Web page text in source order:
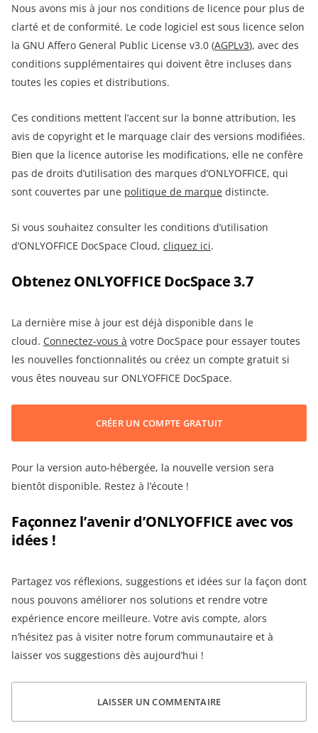
Nous avons mis à jour nos conditions de licence pour plus de
clarté et de conformité. Le code logiciel est sous licence selon
la GNU Affero General Public License v3.0 (AGPLv3), avec des
conditions supplémentaires qui doivent être incluses dans
toutes les copies et distributions.
Ces conditions mettent l’accent sur la bonne attribution, les
avis de copyright et le marquage clair des versions modifiées.
Bien que la licence autorise les modifications, elle ne confère
pas de droits d’utilisation des marques d’ONLYOFFICE, qui
sont couvertes par une politique de marque distincte.
Si vous souhaitez consulter les conditions d’utilisation
d’ONLYOFFICE DocSpace Cloud, cliquez ici.
Obtenez ONLYOFFICE DocSpace 3.7
La dernière mise à jour est déjà disponible dans le
cloud. Connectez-vous à votre DocSpace pour essayer toutes
les nouvelles fonctionnalités ou créez un compte gratuit si
vous êtes nouveau sur ONLYOFFICE DocSpace.
CRÉER UN COMPTE GRATUIT
Pour la version auto-hébergée, la nouvelle version sera
bientôt disponible. Restez à l’écoute !
Façonnez l’avenir d’ONLYOFFICE avec vos
idées !
Partagez vos réflexions, suggestions et idées sur la façon dont
nous pouvons améliorer nos solutions et rendre votre
expérience encore meilleure. Votre avis compte, alors
n’hésitez pas à visiter notre forum communautaire et à
laisser vos suggestions dès aujourd’hui !
LAISSER UN COMMENTAIRE